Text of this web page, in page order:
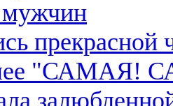
прекрасной
"САМАЯ!